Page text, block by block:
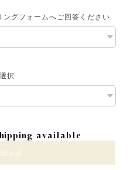
グフォームへご回答ください
択
available
out